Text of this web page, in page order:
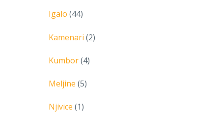
Igalo (44)
Kamenari (2)
Kumbor(4)
Meljine (5)
Njivice (1)